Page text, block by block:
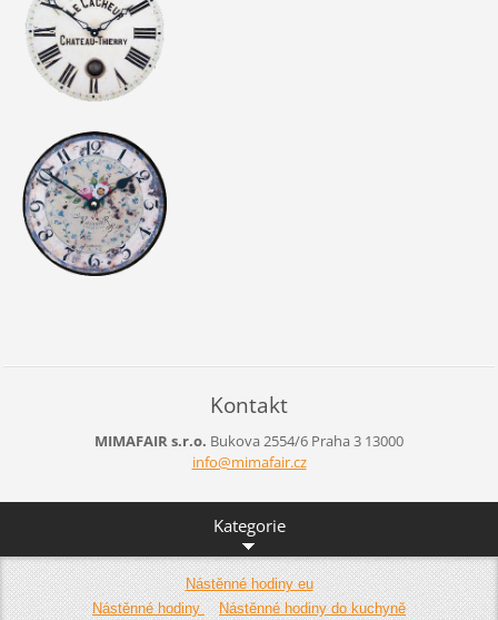
Kontakt
MIMAFAIR s.r.o. Bukova 2554/6 Praha 3 13000
info@mimafair.cz
Kategorie
Nástěnné hodiny eu
Nástěnné hodiny
Nástěnné hodiny do kuchyně